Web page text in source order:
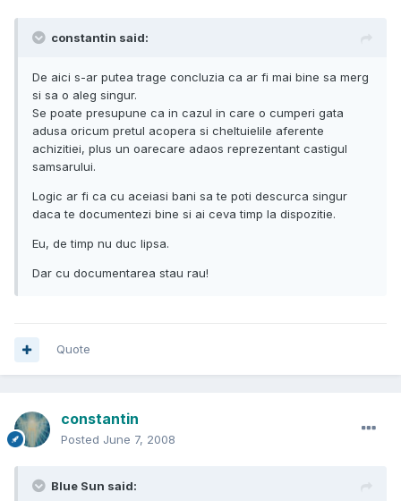
constantin said:
De aici s-ar putea trage concluzia ca ar fi mai bine sa merg
si sa o aleg singur.
Se poate presupune ca in cazul in care o cumperi gata
adusa oricum pretul acopera si cheltuielile aferente
achizitiei, plus un oarecare adaos reprezentant castigul
samsarului.
Logic ar fi ca cu aceiasi bani sa te poti descurca singur
daca te documentezi bine si ai ceva timp la dispozitie.
Eu, de timp nu duc lipsa.
Dar cu documentarea stau rau!
Quote
constantin
Posted June 7, 2008
Blue Sun said: